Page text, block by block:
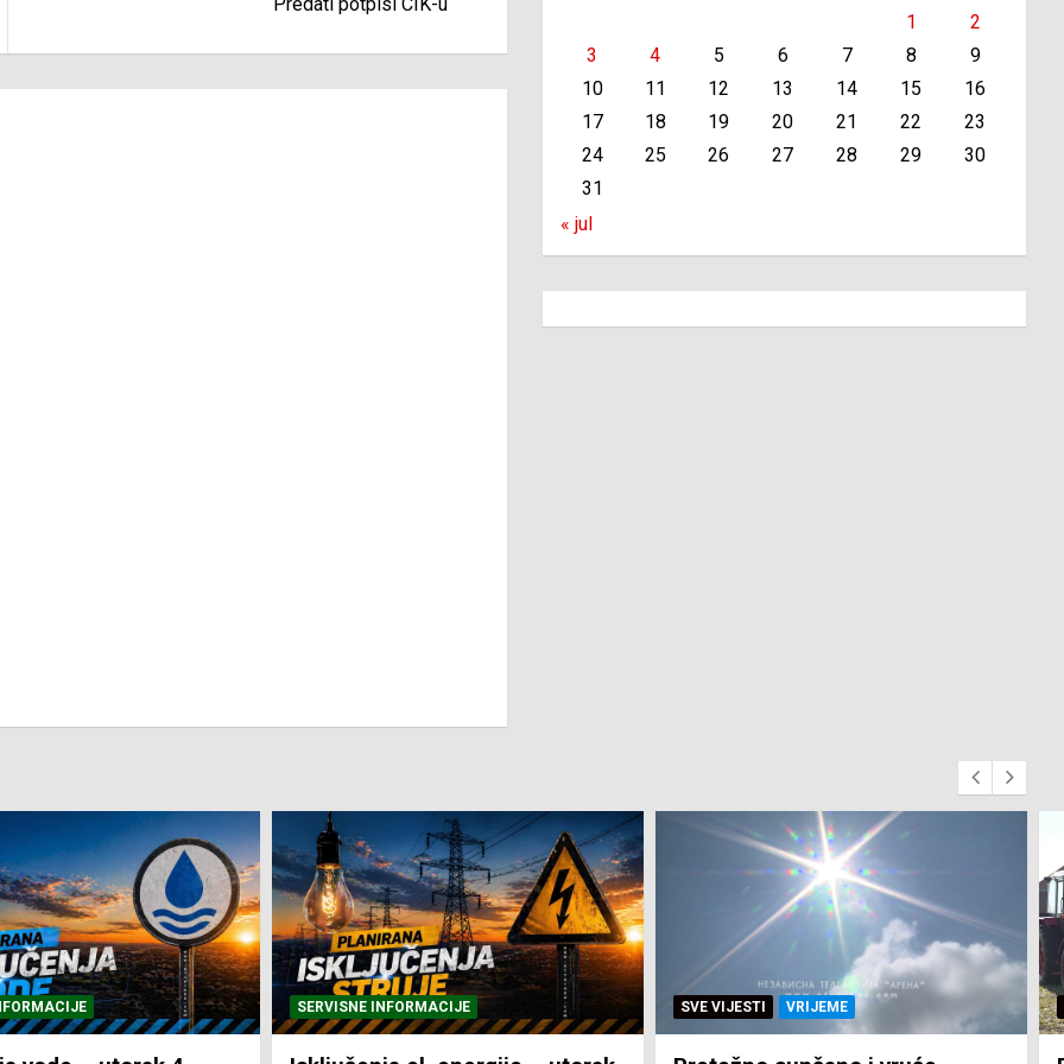
1
2
3
4 5 6 7 8
9
10
11 12 13 14 15
16
17
18 19 20 21 22
23
24
25 26 27 28 29
30
31
« jul
SVE VIJESTI VRIJEME SVE VIJESTI ZEMLJA